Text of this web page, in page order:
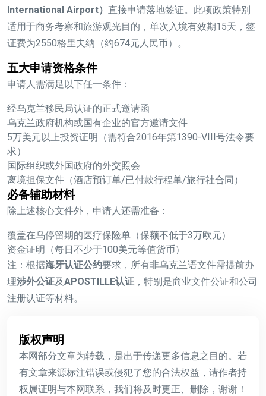
International Airport） 直接申请落地签证。此项政策特别
适用于商务考察和旅游观光目的，单次入境有效期15天，签
证费为2550格里夫纳（约674元人民币）。
五大申请资格条件
申请人需满足以下任一条件：
经乌克兰移民局认证的正式邀请函
乌克兰政府机构或国有企业的官方邀请文件
5万美元以上投资证明（需符合2016年第1390-VIII号法令要
求）
国际组织或外国政府的外交照会
离境担保文件（酒店预订单/已付款行程单/旅行社合同）
必备辅助材料
除上述核心文件外，申请人还需准备：
覆盖在乌停留期的医疗保险单（保额不低于3万欧元）
资金证明（每日不少于100美元等值货币）
注：根据海牙认证公约要求，所有非乌克兰语文件需提前办
理涉外公证及APOSTILLE认证 ，特别是商业文件公证和公司
注册认证等材料。
版权声明
本网部分文章为转载，是出于传递更多信息之目的。若
有文章来源标注错误或侵犯了您的合法权益，请作者持
权属证明与本网联系，我们将及时更正、删除，谢谢！